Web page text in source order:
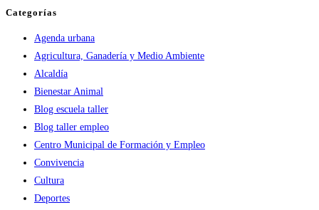
Categorías
Agenda urbana
Agricultura, Ganadería y Medio Ambiente
Alcaldía
Bienestar Animal
Blog escuela taller
Blog taller empleo
Centro Municipal de Formación y Empleo
Convivencia
Cultura
Deportes